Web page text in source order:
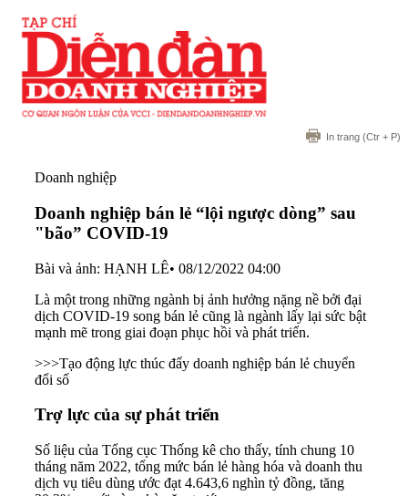
In trang (Ctr + P)
Doanh nghiệp
Doanh nghiệp bán lẻ “lội ngược dòng” sau
"bão” COVID-19
Bài và ảnh: HẠNH LÊ• 08/12/2022 04:00
Là một trong những ngành bị ảnh hưởng nặng nề bởi đại
dịch COVID-19 song bán lẻ cũng là ngành lấy lại sức bật
mạnh mẽ trong giai đoạn phục hồi và phát triển.
>>>Tạo động lực thúc đẩy doanh nghiệp bán lẻ chuyển
đổi số
Trợ lực của sự phát triển
Số liệu của Tổng cục Thống kê cho thấy, tính chung 10
tháng năm 2022, tổng mức bán lẻ hàng hóa và doanh thu
dịch vụ tiêu dùng ước đạt 4.643,6 nghìn tỷ đồng, tăng